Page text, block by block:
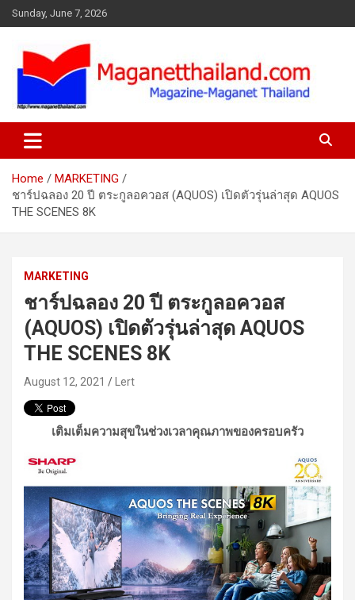
Skip
to
Sunday, June 7, 2026
Home
MARKETING
ชาร์ปฉลอง 20 ปี ตระกูลอควอส (AQUOS) เปิดตัวรุ่นล่าสุด AQUOS
THE SCENES 8K
MARKETING
ชาร์ปฉลอง 20 ปี ตระกูลอควอส
(AQUOS) เปิดตัวรุ่นล่าสุด AQUOS
THE SCENES 8K
August 12, 2021 Lert
เติมเต็มความสุขในช่วงเวลาคุณภาพของครอบครัว